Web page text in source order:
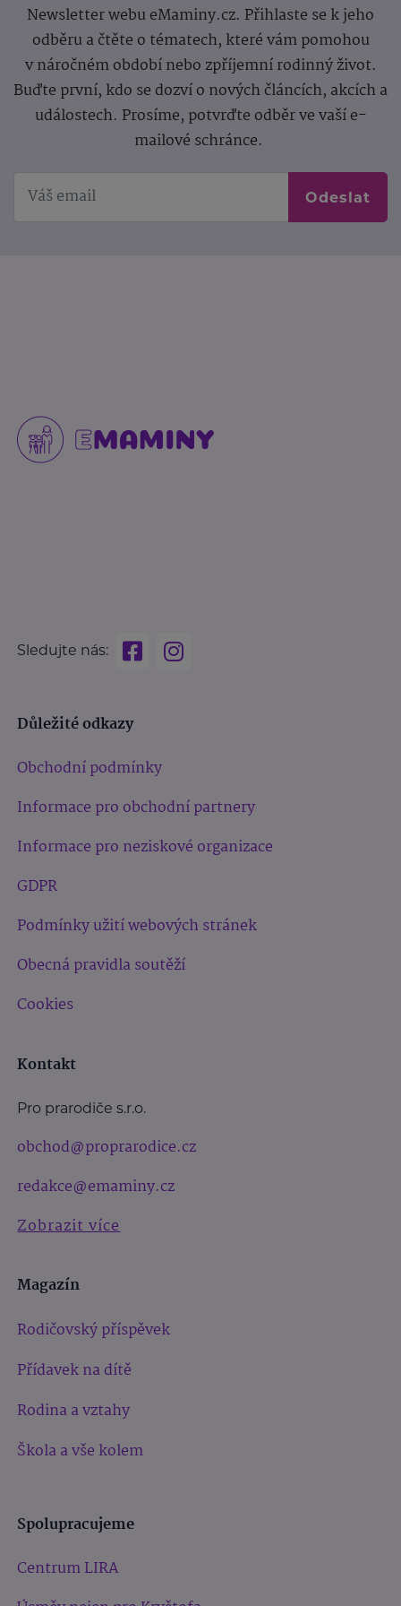
Newsletter webu eMaminy.cz. Přihlaste se k jeho
odběru a čtěte o tématech, které vám pomohou
v náročném období nebo zpříjemní rodinný život.
Buďte první, kdo se dozví o nových článcích, akcích a
událostech. Prosíme, potvrďte odběr ve vaší e-
mailové schránce.
Odeslat
Sledujte nás:
Důležité odkazy
Obchodní podmínky
Informace pro obchodní partnery
Informace pro neziskové organizace
GDPR
Podmínky užití webových stránek
Obecná pravidla soutěží
Cookies
Kontakt
Pro prarodiče s.r.o.
obchod@proprarodice.cz
redakce@emaminy.cz
Zobrazit více
Magazín
Rodičovský příspěvek
Přídavek na dítě
Rodina a vztahy
Škola a vše kolem
Spolupracujeme
Centrum LIRA